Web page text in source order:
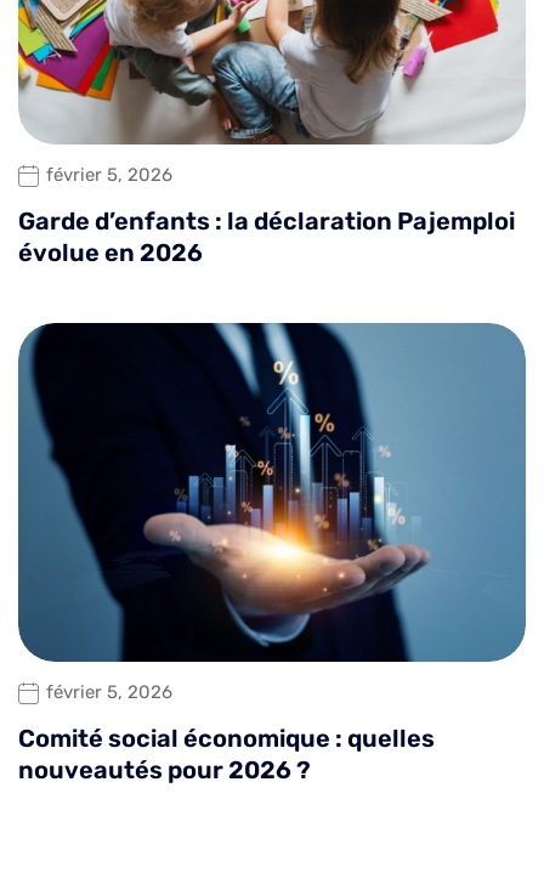
février 5, 2026
Garde d’enfants : la déclaration Pajemploi
évolue en 2026
février 5, 2026
Comité social économique : quelles
nouveautés pour 2026 ?